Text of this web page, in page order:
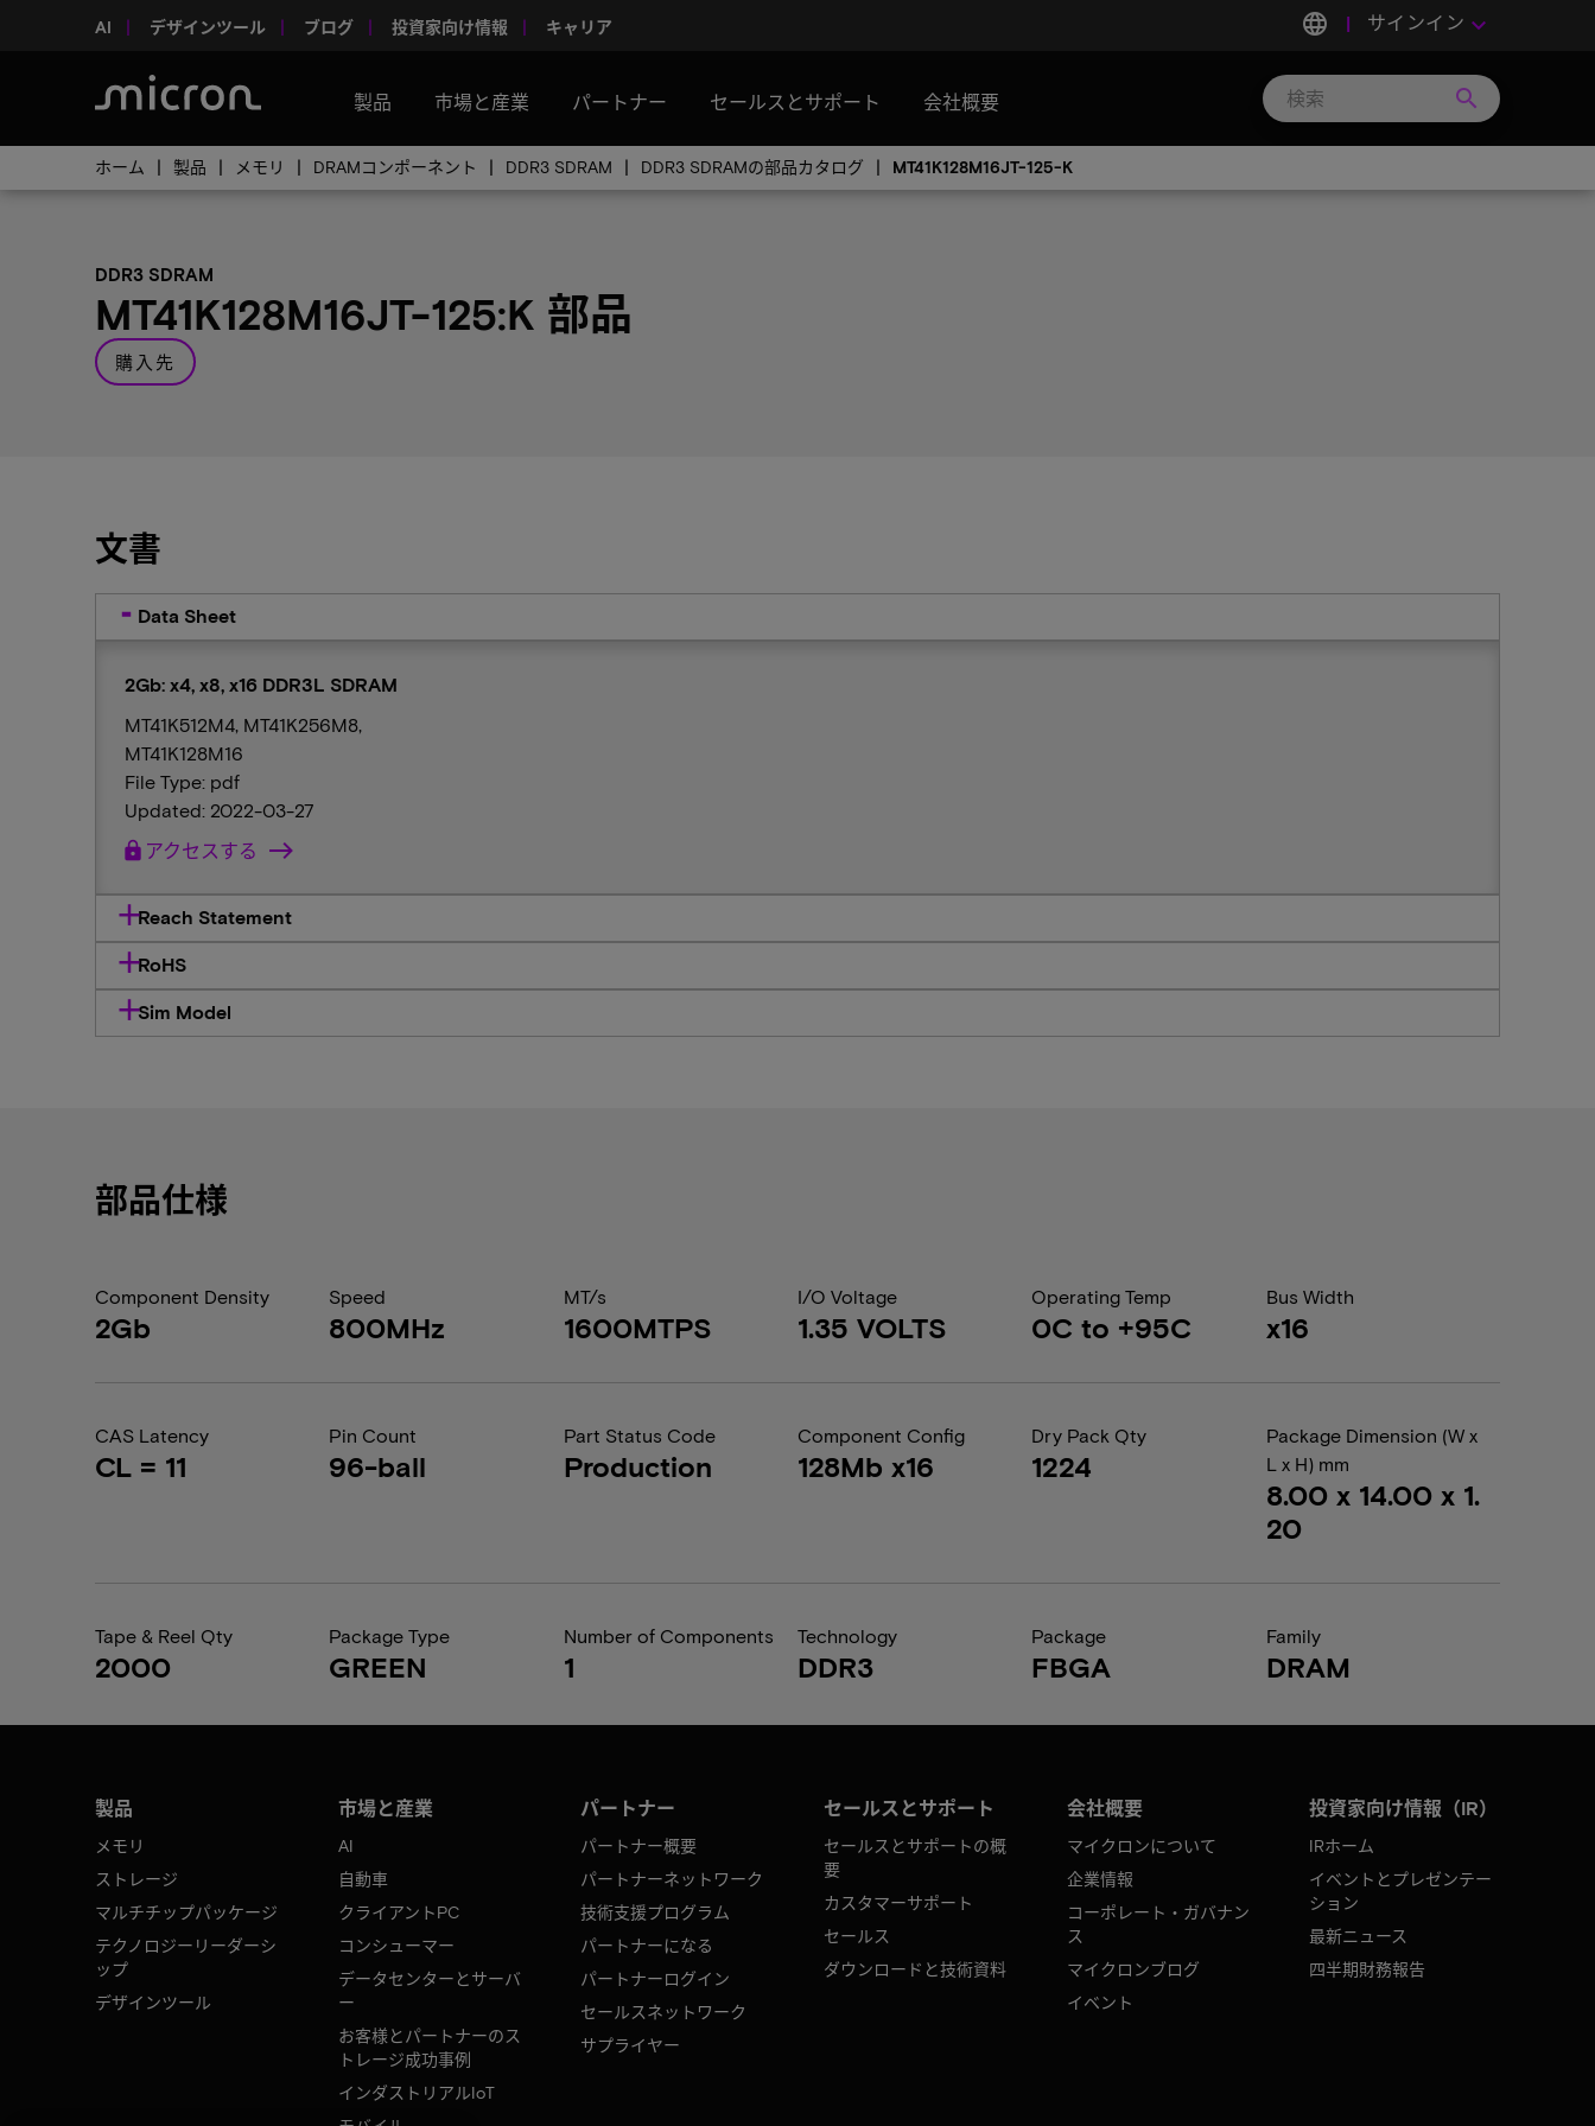
AI デザインツール ブログ 投資家向け情報 キャリア language サインイン keyboard_arrow_down
製品 市場と産業 パートナー セールスとサポート 会社概要 search
ホーム 製品 メモリ DRAMコンポーネント DDR3 SDRAM DDR3 SDRAMの部品カタログ MT41K128M16JT-125-K
DDR3 SDRAM
MT41K128M16JT-125:K 部品
購入先
文書
Data Sheet
2Gb: x4, x8, x16 DDR3L SDRAM
MT41K512M4, MT41K256M8,
MT41K128M16
File Type: pdf
Updated: 2022-03-27
lock アクセスする
Reach Statement
RoHS
Sim Model
部品仕様
Component Density
2Gb
Speed
800MHz
MT/s
1600MTPS
I/O Voltage
1.35 VOLTS
Operating Temp
0C to +95C
Bus Width
x16
CAS Latency
CL = 11
Pin Count
96-ball
Part Status Code
Production
Component Config
128Mb x16
Dry Pack Qty
1224
Package Dimension (W x
L x H) mm
8.00 x 14.00 x 1.
20
Tape & Reel Qty
2000
Package Type
GREEN
Number of Components
1
Technology
DDR3
Package
FBGA
Family
DRAM
製品
メモリ
ストレージ
マルチチップパッケージ
テクノロジーリーダーシ
ップ
デザインツール
市場と産業
AI
自動車
クライアントPC
コンシューマー
データセンターとサーバ
ー
お客様とパートナーのス
トレージ成功事例
インダストリアルIoT
パートナー
パートナー概要
パートナーネットワーク
技術支援プログラム
パートナーになる
パートナーログイン
セールスネットワーク
サプライヤー
セールスとサポート
セールスとサポートの概
要
カスタマーサポート
セールス
ダウンロードと技術資料
会社概要
マイクロンについて
企業情報
コーポレート・ガバナン
ス
マイクロンブログ
イベント
投資家向け情報（IR）
IRホーム
イベントとプレゼンテー
ション
最新ニュース
四半期財務報告